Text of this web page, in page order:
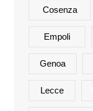
Cosenza
Empoli
Genoa
Lecce